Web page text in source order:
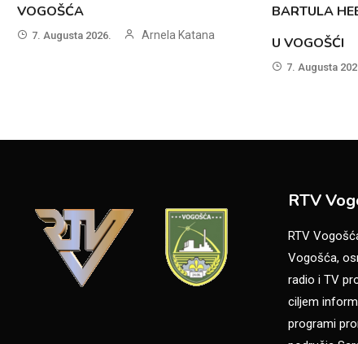
VOGOŠĆA
7. Augusta 2026. Arnela Katana
BARTULA
U VOGOŠĆI
7. Augusta
RTV
RTV
Vogošća,
radio i TV
ciljem
programi